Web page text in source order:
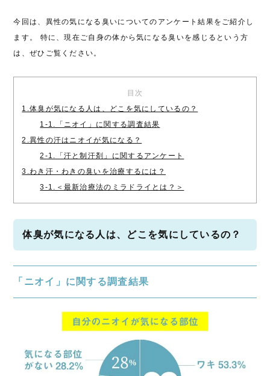
今回は、異性の気になる臭いについてのアンケート結果をご紹介し
ます。 特に、現在ご自身の体から気になる臭いを感じるという方
は、ぜひご覧ください。
目次
1.体臭が気になる人は、どこを気にしているの？
1-1.「ニオイ」に関する調査結果
2.異性の汗はニオイが気になる？
2-1.「汗と制汗剤」に関するアンケート
3.わき汗・わきの臭いを治療するには？
3-1.＜最新治療法のミラドライとは？＞
体臭が気になる人は、どこを気にしているの？
「ニオイ」に関する調査結果